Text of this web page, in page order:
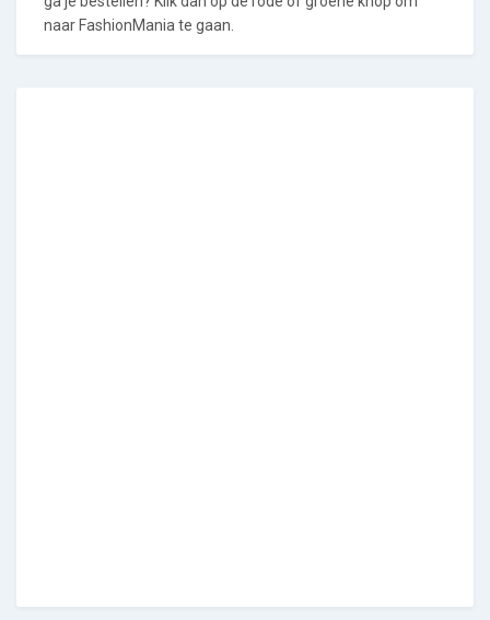
naar FashionMania te gaan.